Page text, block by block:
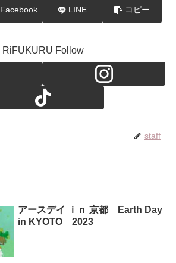
Facebook LINE コピー
RiFUKURU Follow
staff
アースデイ ｉｎ 京都 Earth Day
in KYOTO 2023